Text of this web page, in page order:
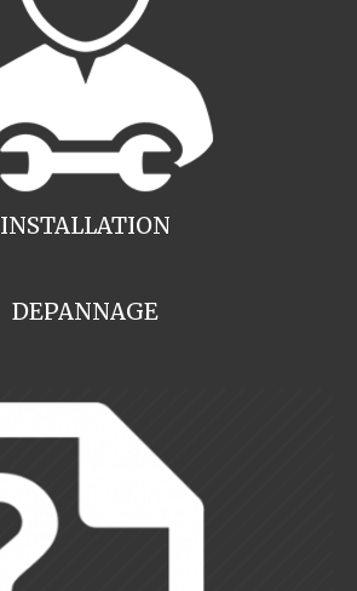
INSTALLATION
DEPANNAGE